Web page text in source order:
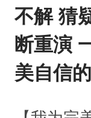
不解 猜
断重演
美自信的